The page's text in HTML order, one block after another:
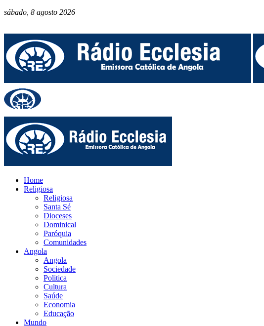
sábado, 8 agosto 2026
Home
Religiosa
Religiosa
Santa Sé
Dioceses
Dominical
Paróquia
Comunidades
Angola
Angola
Sociedade
Politica
Cultura
Saúde
Economia
Educação
Mundo